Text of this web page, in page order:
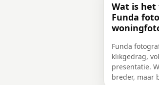
Wat is het
Funda
Funda
klikgedrag,
presentatie.
breder, maar